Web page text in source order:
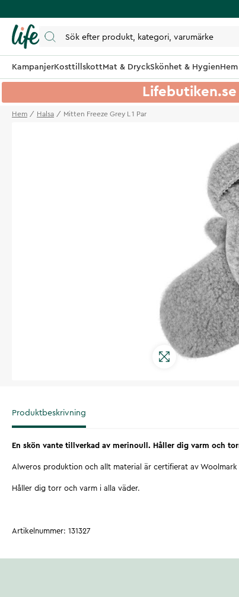
KampanjerKosttillskottMat & DryckSkönhet & Hygien
Hem Halsa Mitten Freeze Grey L 1 Par
Produktbeskrivning
En skön vante tillverkad av merinoull. Håller dig varm och
Alweros produktion och allt material är certifierat av Woolmark
Håller dig torr och varm i alla väder.
Artikelnummer: 131327